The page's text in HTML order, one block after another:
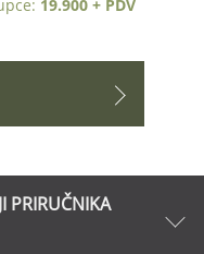
19.900 + PDV
PRIRUČNIKA